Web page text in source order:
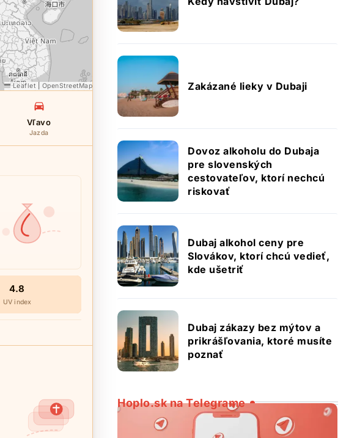
Leaflet OpenStreetMap
Vľavo
Jazda
4.8
UV index
Zakázané lieky v Dubaji
Dovoz alkoholu do Dubaja
pre slovenských
cestovateľov, ktorí nechcú
riskovať
Dubaj alkohol ceny pre
Slovákov, ktorí chcú vedieť,
kde ušetriť
Dubaj zákazy bez mýtov a
prikrášľovania, ktoré musíte
poznať
Hoplo.sk na Telegrame